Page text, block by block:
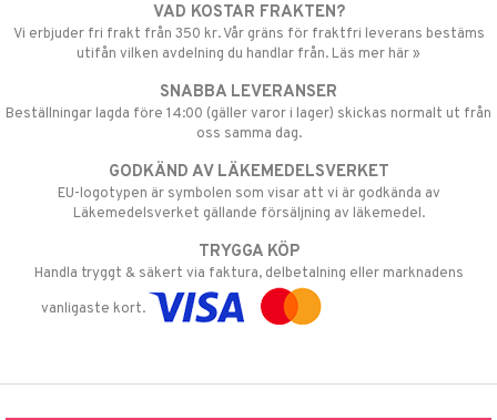
VAD KOSTAR FRAKTEN?
Vi erbjuder fri frakt från 350 kr. Vår gräns för fraktfri leverans bestäms
utifån vilken avdelning du handlar från. Läs mer här »
SNABBA LEVERANSER
Beställningar lagda före 14:00 (gäller varor i lager) skickas normalt ut från
oss samma dag.
GODKÄND AV LÄKEMEDELSVERKET
EU-logotypen är symbolen som visar att vi är godkända av
Läkemedelsverket gällande försäljning av läkemedel.
TRYGGA KÖP
Handla tryggt & säkert via faktura, delbetalning eller marknadens
vanligaste kort.